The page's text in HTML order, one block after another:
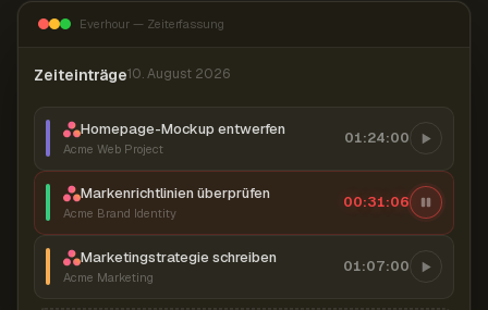
Everhour — Zeiterfassung
Zeiteinträge10. August 2026
Homepage-Mockup entwerfen
Acme Web Project
01:24:00
Markenrichtlinien überprüfen
Acme Brand Identity
00:31:07
Marketingstrategie schreiben
Acme Marketing
01:07:00